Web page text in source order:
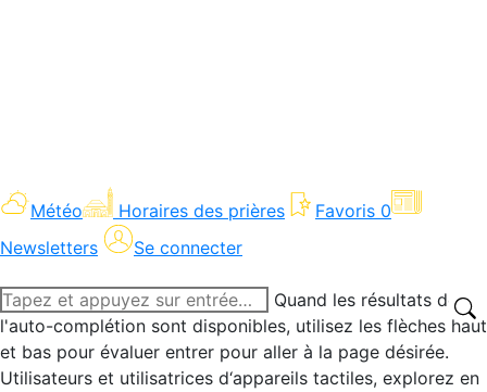
Météo Horaires des prières Favoris 0
Newsletters
Se connecter
Recherche
:
Quand les résultats de
l'auto-complétion sont disponibles, utilisez les flèches haut
et bas pour évaluer entrer pour aller à la page désirée.
Utilisateurs et utilisatrices d‘appareils tactiles, explorez en